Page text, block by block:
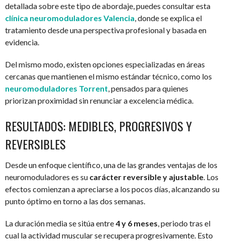
detallada sobre este tipo de abordaje, puedes consultar esta
clínica neuromoduladores Valencia , donde se explica el
tratamiento desde una perspectiva profesional y basada en
evidencia.
Del mismo modo, existen opciones especializadas en áreas
cercanas que mantienen el mismo estándar técnico, como los
neuromoduladores Torrent , pensados para quienes
priorizan proximidad sin renunciar a excelencia médica.
RESULTADOS: MEDIBLES, PROGRESIVOS Y
REVERSIBLES
Desde un enfoque científico, una de las grandes ventajas de los
neuromoduladores es su carácter reversible y ajustable . Los
efectos comienzan a apreciarse a los pocos días, alcanzando su
punto óptimo en torno a las dos semanas.
La duración media se sitúa entre4 y 6 meses , periodo tras el
cual la actividad muscular se recupera progresivamente. Esto